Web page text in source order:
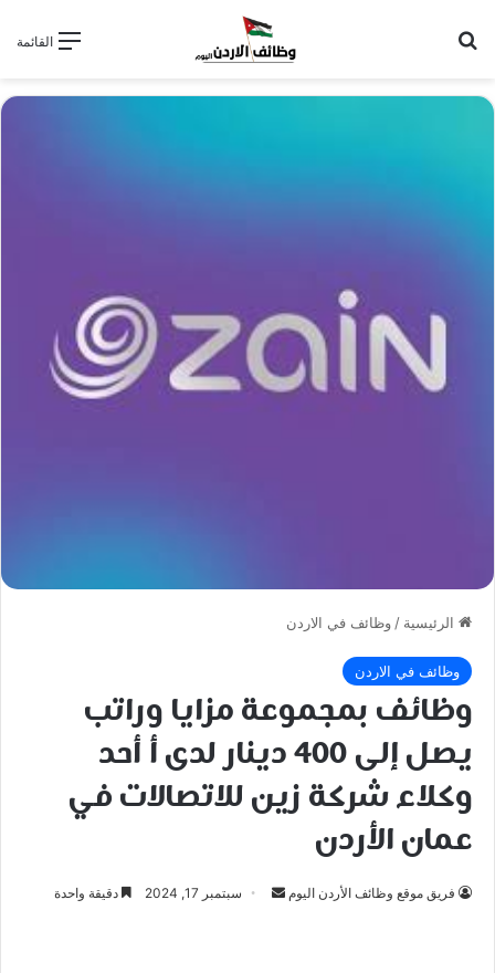
القائمة
الرئيسية /وظائف في الاردن
وظائف في الاردن
وظائف بمجموعة مزايا وراتب
يصل إلى 400 دينار لدى أ أحد
وكلاء شركة زين للاتصالات في
عمان الأردن
فريق موقع وظائف الأردن اليوم
أرسل سبتمبر 17, 2024 دقيقة واحدة